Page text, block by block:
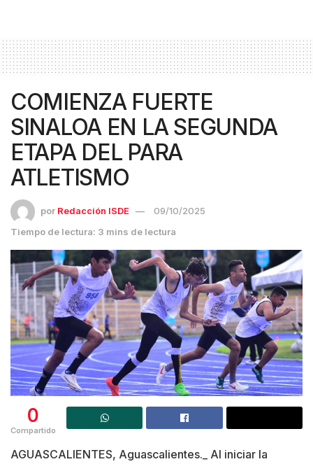
COMIENZA FUERTE
SINALOA EN LA SEGUNDA
ETAPA DEL PARA
ATLETISMO
por Redacción ISDE
09/10/2025
Tiempo de lectura: 3 mins de lectura
0
Compartido
AGUASCALIENTES, Aguascalientes._ Al iniciar la